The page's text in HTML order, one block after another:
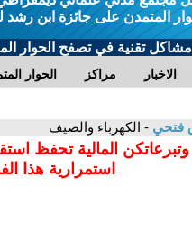
المتمدن على جائزة ابن رشد
مشاكل تقنية في تصفح الحوار
الحوار مراكز الاخبار
فتحي - الكهرباء والصيف
وتبرعاتكن المالية تحفظ
استمرارية هذا